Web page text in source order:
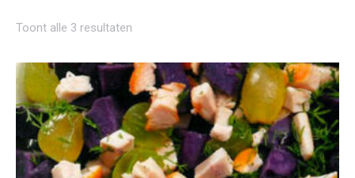
Toont alle 3 resultaten
nieuwste